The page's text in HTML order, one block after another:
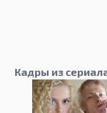
Кадры из